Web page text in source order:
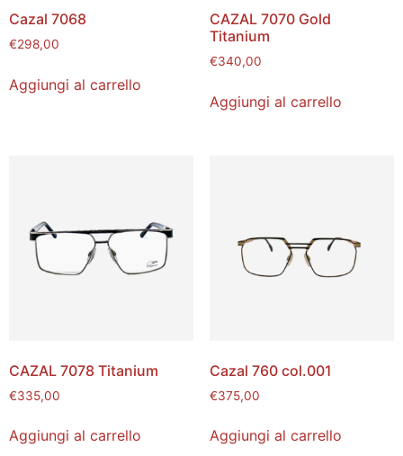
Cazal 7068
€298,00
Aggiungi al carrello
CAZAL 7070 Gold
Titanium
€340,00
Aggiungi al carrello
CAZAL 7078 Titanium
€335,00
Aggiungi al carrello
Cazal 760 col.001
€375,00
Aggiungi al carrello